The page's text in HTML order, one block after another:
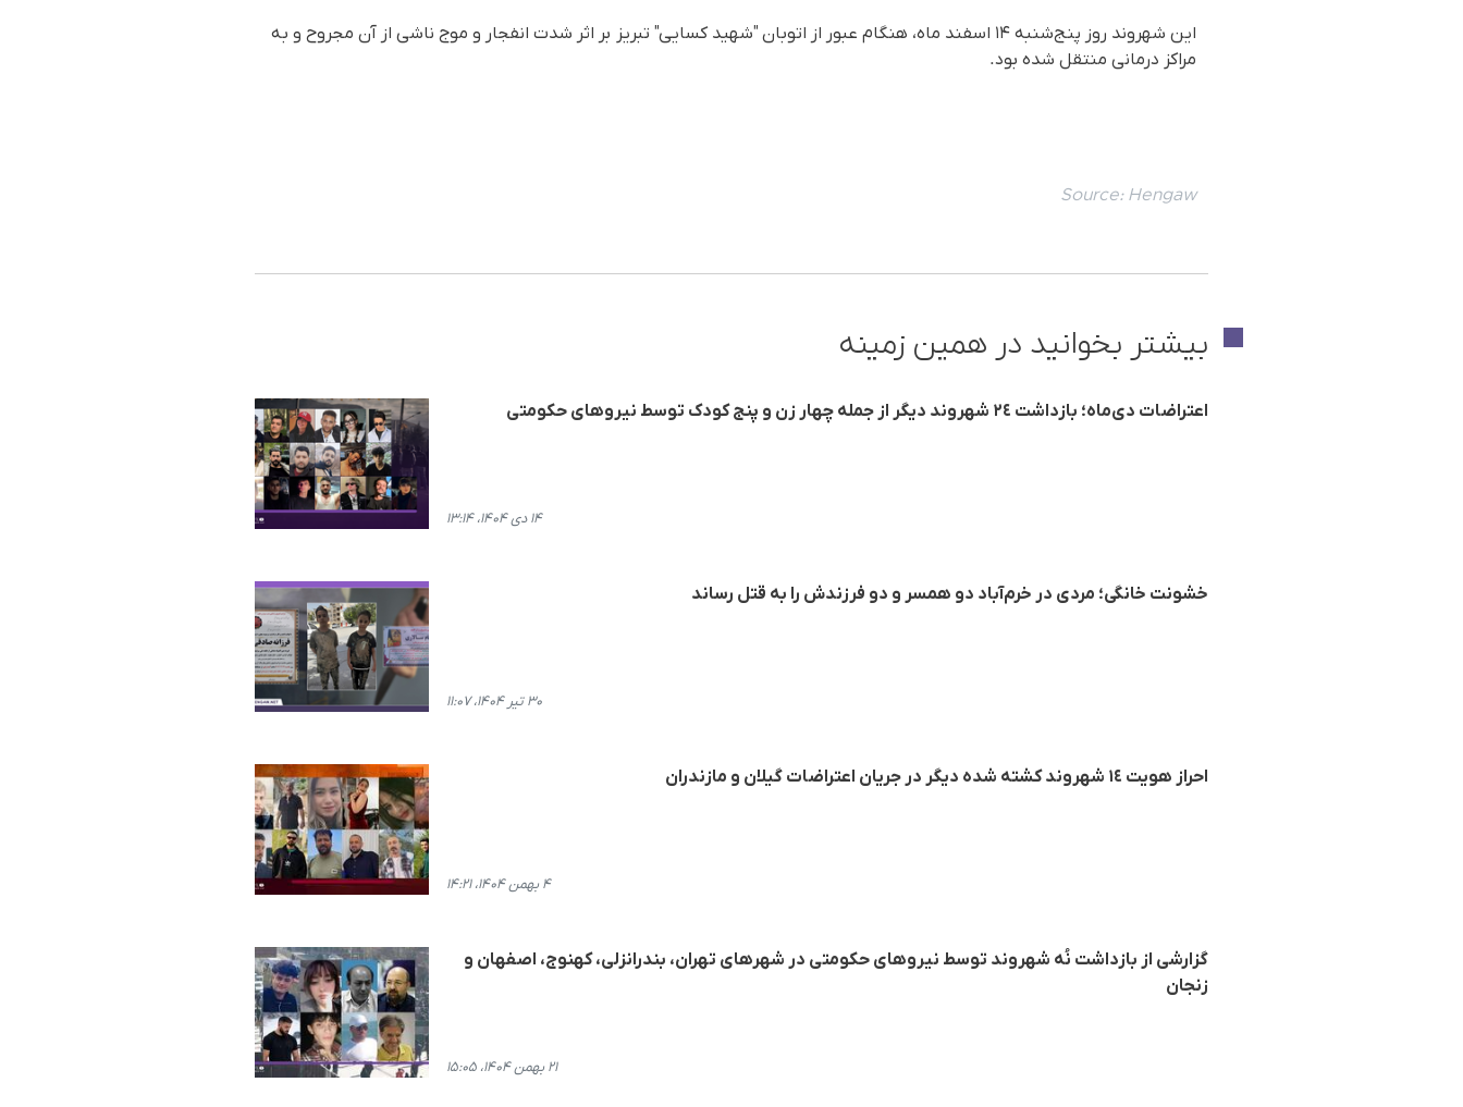
این شهروند روز پنج‌شنبه ۱۴ اسفند ماه، هنگام عبور از اتوبان "شهید کسایی" تبریز بر اثر شدت انفجار و موج ناشی از آن مجروح و بە
مراکز درمانی منتقل شدە بود.
Source: Hengaw
بیشتر بخوانید در همین زمینه
اعتراضات دی‌ماه؛ بازداشت ٢٤ شهروند دیگر از جمله چهار زن و پنج کودک توسط نیروهای حکومتی
۱۴ دی ۱۴۰۴، ۱۳:۱۴
خشونت خانگی؛ مردی در خرم‌آباد دو همسر و دو فرزندش را بە قتل رساند
۳۰ تیر ۱۴۰۴، ۱۱:۰۷
احراز هویت ١٤ شهروند کشته شده دیگر در جریان اعتراضات گیلان و مازندران
۴ بهمن ۱۴۰۴، ۱۴:۲۱
گزارشی از بازداشت نُه شهروند توسط نیروهای حکومتی در شهرهای تهران، بندرانزلی، کهنوج، اصفهان و
زنجان
۲۱ بهمن ۱۴۰۴، ۱۵:۰۵